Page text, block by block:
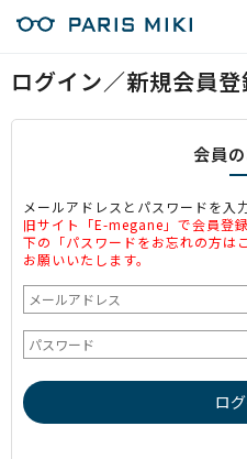
ログイン／新規会員登
会員
メールアドレスとパスワードを入
旧サイト「E-megane」で会員登
下の「パスワードをお忘れの方は
お願いいたします。